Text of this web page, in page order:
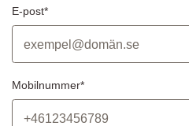
E-post*
Mobilnummer*